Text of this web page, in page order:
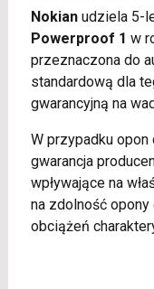
Nokianudziela 5-
Powerproof 1 w
przeznaczona do
standardową dla
gwarancyjną na
W przypadku
gwarancja
wpływające na
na zdolność
obciążeń